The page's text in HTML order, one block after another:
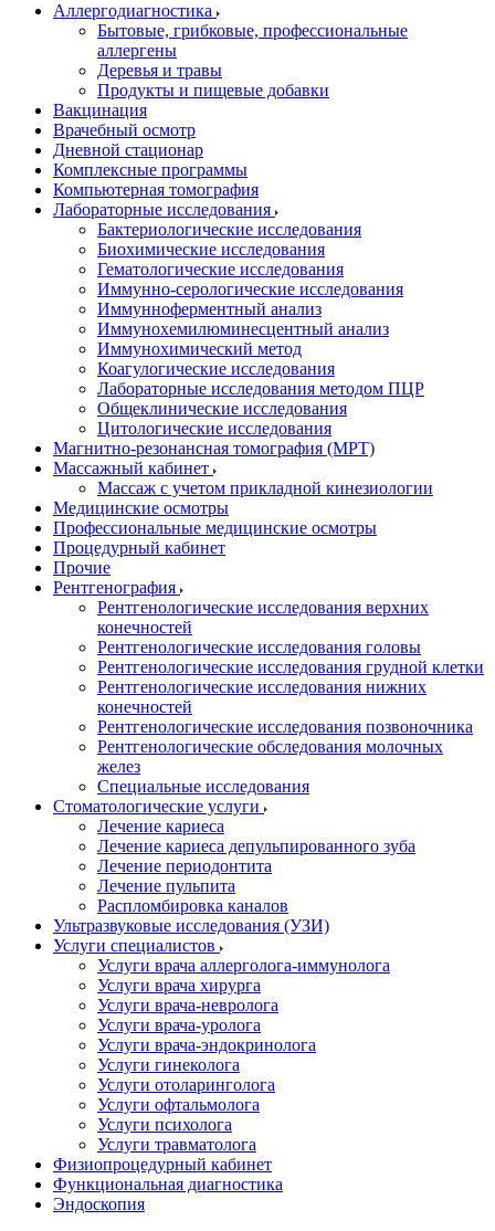
Аллергодиагностика
Бытовые, грибковые, профессиональные
аллергены
Деревья и травы
Продукты и пищевые добавки
Вакцинация
Врачебный осмотр
Дневной стационар
Комплексные программы
Компьютерная томография
Лабораторные исследования
Бактериологические исследования
Биохимические исследования
Гематологические исследования
Иммунно-серологические исследования
Иммунноферментный анализ
Иммунохемилюминесцентный анализ
Иммунохимический метод
Коагулогические исследования
Лабораторные исследования методом ПЦР
Общеклинические исследования
Цитологические исследования
Магнитно-резонансная томография (МРТ)
Массажный кабинет
Массаж с учетом прикладной кинезиологии
Медицинские осмотры
Профессиональные медицинские осмотры
Процедурный кабинет
Прочие
Рентгенография
Рентгенологические исследования верхних
конечностей
Рентгенологические исследования головы
Рентгенологические исследования грудной клетки
Рентгенологические исследования нижних
конечностей
Рентгенологические исследования позвоночника
Рентгенологические обследования молочных
желез
Специальные исследования
Стоматологические услуги
Лечение кариеса
Лечение кариеса депульпированного зуба
Лечение периодонтита
Лечение пульпита
Распломбировка каналов
Ультразвуковые исследования (УЗИ)
Услуги специалистов
Услуги врача аллерголога-иммунолога
Услуги врача хирурга
Услуги врача-невролога
Услуги врача-уролога
Услуги врача-эндокринолога
Услуги гинеколога
Услуги отоларинголога
Услуги офтальмолога
Услуги психолога
Услуги травматолога
Физиопроцедурный кабинет
Функциональная диагностика
Эндоскопия